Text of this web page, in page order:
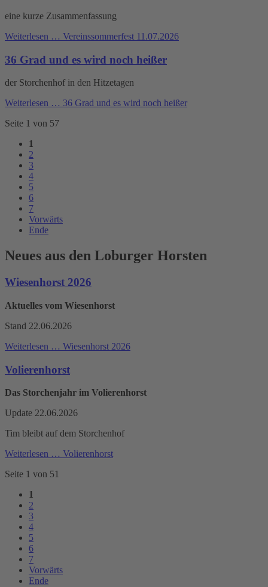
eine kurze Zusammenfassung
Weiterlesen … Vereinssommerfest 11.07.2026
36 Grad und es wird noch heißer
der Storchenhof in den Hitzetagen
Weiterlesen … 36 Grad und es wird noch heißer
Seite 1 von 57
1
2
3
4
5
6
7
Vorwärts
Ende
Neues aus den Loburger Horsten
Wiesenhorst 2026
Aktuelles vom Wiesenhorst
Stand 22.06.2026
Weiterlesen … Wiesenhorst 2026
Volierenhorst
Das Storchenjahr im Volierenhorst
Update 22.06.2026
Tim bleibt auf dem Storchenhof
Weiterlesen … Volierenhorst
Seite 1 von 51
1
2
3
4
5
6
7
Vorwärts
Ende